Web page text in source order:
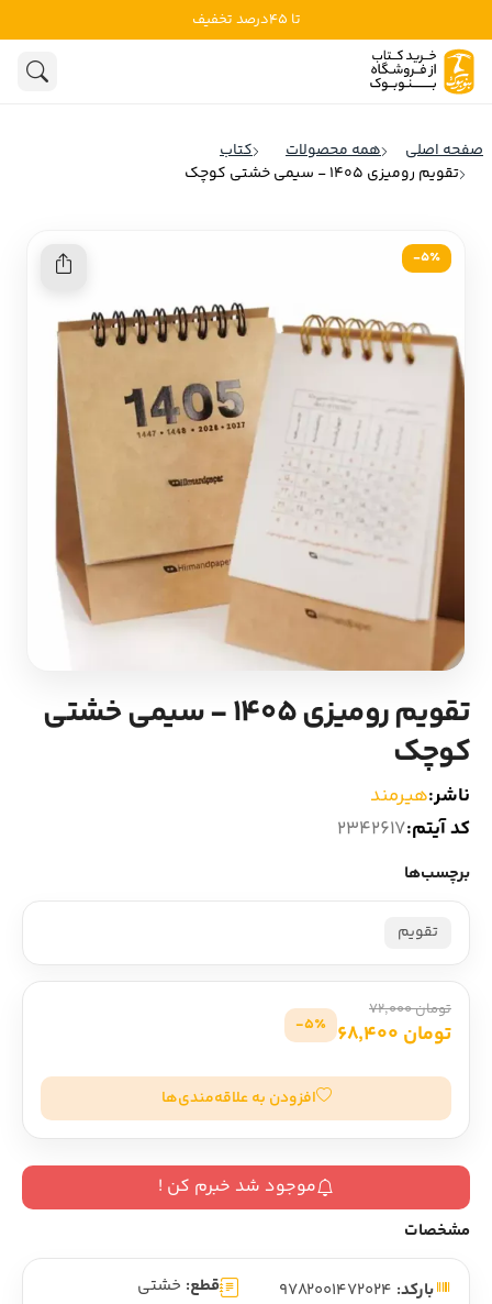
تا 45درصد تخفیف
ادبیات
روانشناسی
کودک و نوجوان
علوم اجتماعی
فلسفه
ادیان و اساطیر
زبان خارجی
مرجع و علمی
ادبیات آمریکا
ادبیات روسیه
ادبیات آمریکای لاتین
ادبیات آلمان
ادبیات ترکیه
ادبیات آسیا
سایر کشورهای اروپا
داستان کوتاه
شعر و متون کهن
ادبیات
صفحه اصلی همه محصولات
کتاب
تقویم رومیزی 1405 - سیمی خشتی کوچک
5٪-
تقویم رومیزی 1405 - سیمی خشتی
کوچک
ناشر:هیرمند
کد آیتم:2342617
برچسب‌ها
تقویم
تومان 72,000
تومان 68,400 5٪-
افزودن به علاقه‌مندی‌ها
موجود شد خبرم کن !
مشخصات
بارکد: قطع: خشتی